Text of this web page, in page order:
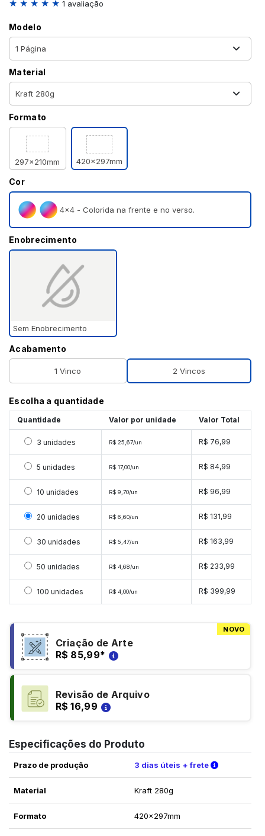
★ ★ ★ ★ ★ 1 avaliação
Modelo
Material
Formato
297x210mm 420x297mm
Cor
4×4 - Colorida na frente e no verso.
Enobrecimento
Sem Enobrecimento
Acabamento
1 Vinco 2 Vincos
Escolha a quantidade
Quantidade Valor por unidade Valor Total
Selecionar 3 unidades
3 unidades R$ 25,67/un R$ 76,99
Selecionar 5 unidades
5 unidades R$ 17,00/un R$ 84,99
Selecionar 10 unidades
10 unidades R$ 9,70/un R$ 96,99
Selecionar 20 unidades
20 unidades R$ 6,60/un R$ 131,99
Selecionar 30 unidades
30 unidades R$ 5,47/un R$ 163,99
Selecionar 50 unidades
50 unidades R$ 4,68/un R$ 233,99
Selecionar 100 unidades
100 unidades R$ 4,00/un R$ 399,99
NOVO
Criação de Arte
R$ 85,99*
Revisão de Arquivo
R$ 16,99
Especificações do Produto
Prazo de produção 3 dias úteis + frete Verifique
Material Kraft 280g
Formato 420x297mm